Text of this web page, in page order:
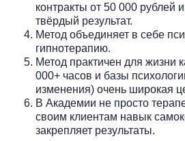
контракты от 50 000 рублей
твёрдый результат.
Метод объединяет в себе
гипнотерапию.
Метод практичен для жизни
000+ часов и базы
изменения) очень широкая
В Академии не просто
своим клиентам навык
закрепляет результаты.